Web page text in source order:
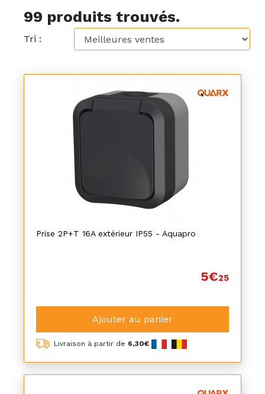
99 produits trouvés.
Tri :
Prise 2P+T 16A extérieur IP55 - Aquapro
5€25
Ajouter au panier
Livraison à partir de 6,30€